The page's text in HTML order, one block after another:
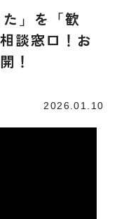
」を「歓
談窓口！お
！
2026.01.10